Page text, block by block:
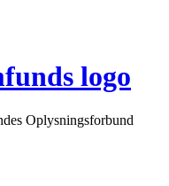
Oplysningsforbund